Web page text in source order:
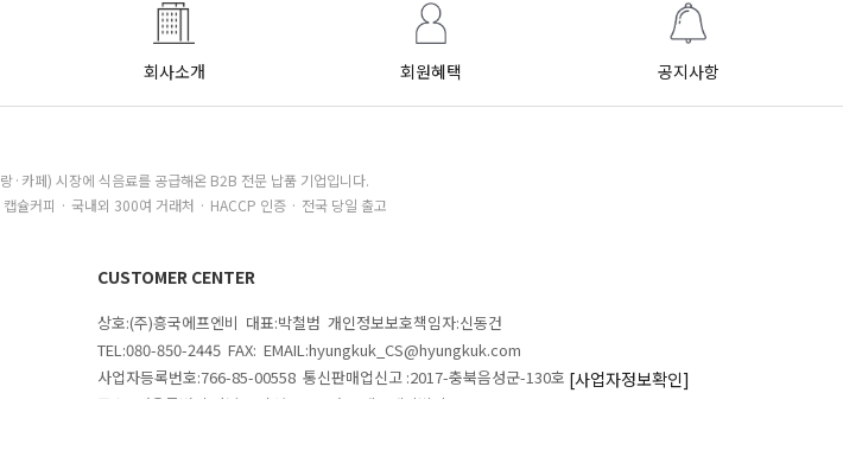
회사소개 회원혜택 공지사항
·카페) 시장에 식음료를 공급해온 B2B 전문 납품 기업입니다.
슐커피 · 국내외 300여 거래처 · HACCP 인증 · 전국 당일 출고
CUSTOMER CENTER
상호:(주)흥국에프엔비 대표:박철범 개인정보보호책임자:신동건
TEL:080-850-2445 FAX: EMAIL:hyungkuk_CS@hyungkuk.com
사업자등록번호:766-85-00558 통신판매업신고 :2017-충북음성군-130호 [사업자정보확인]
주소 : 서울특별시 강남구 삼성로 546 흥국에프엔비빌딩